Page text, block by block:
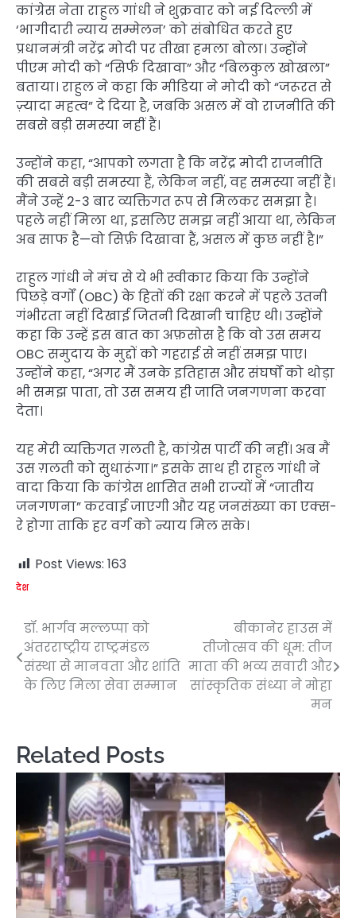
कांग्रेस नेता राहुल गांधी ने शुक्रवार को नई दिल्ली में
‘भागीदारी न्याय सम्मेलन’ को संबोधित करते हुए
प्रधानमंत्री नरेंद्र मोदी पर तीखा हमला बोला। उन्होंने
पीएम मोदी को “सिर्फ दिखावा” और “बिलकुल खोखला”
बताया। राहुल ने कहा कि मीडिया ने मोदी को “जरूरत से
ज़्यादा महत्व” दे दिया है, जबकि असल में वो राजनीति की
सबसे बड़ी समस्या नहीं हैं।
उन्होंने कहा, “आपको लगता है कि नरेंद्र मोदी राजनीति
की सबसे बड़ी समस्या हैं, लेकिन नहीं, वह समस्या नहीं हैं।
मैंने उन्हें 2-3 बार व्यक्तिगत रूप से मिलकर समझा है।
पहले नहीं मिला था, इसलिए समझ नहीं आया था, लेकिन
अब साफ है—वो सिर्फ़ दिखावा हैं, असल में कुछ नहीं है।”
राहुल गांधी ने मंच से ये भी स्वीकार किया कि उन्होंने
पिछड़े वर्गों (OBC) के हितों की रक्षा करने में पहले उतनी
गंभीरता नहीं दिखाई जितनी दिखानी चाहिए थी। उन्होंने
कहा कि उन्हें इस बात का अफ़सोस है कि वो उस समय
OBC समुदाय के मुद्दों को गहराई से नहीं समझ पाए।
उन्होंने कहा, “अगर मैं उनके इतिहास और संघर्षों को थोड़ा
भी समझ पाता, तो उस समय ही जाति जनगणना करवा
देता।
यह मेरी व्यक्तिगत ग़लती है, कांग्रेस पार्टी की नहीं। अब मैं
उस ग़लती को सुधारूंगा।” इसके साथ ही राहुल गांधी ने
वादा किया कि कांग्रेस शासित सभी राज्यों में “जातीय
जनगणना” करवाई जाएगी और यह जनसंख्या का एक्स-
रे होगा ताकि हर वर्ग को न्याय मिल सके।
Post Views: 163
देश
Post
navigation
डॉ. भार्गव मल्लप्पा को
अंतरराष्ट्रीय राष्ट्रमंडल
संस्था से मानवता और शांति
के लिए मिला सेवा सम्मान
बीकानेर हाउस में
तीजोत्सव की धूम: तीज
माता की भव्य सवारी और
सांस्कृतिक संध्या ने मोहा
मन
Related Posts